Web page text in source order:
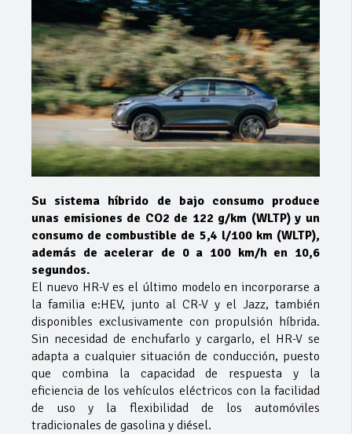
Su sistema híbrido de bajo consumo produce
unas emisiones de CO2 de 122 g/km (WLTP) y un
consumo de combustible de 5,4 l/100 km (WLTP),
además de acelerar de 0 a 100 km/h en 10,6
segundos.
El nuevo HR-V es el último modelo en incorporarse a
la familia e:HEV, junto al CR-V y el Jazz, también
disponibles exclusivamente con propulsión híbrida.
Sin necesidad de enchufarlo y cargarlo, el HR-V se
adapta a cualquier situación de conducción, puesto
que combina la capacidad de respuesta y la
eficiencia de los vehículos eléctricos con la facilidad
de uso y la flexibilidad de los automóviles
tradicionales de gasolina y diésel.